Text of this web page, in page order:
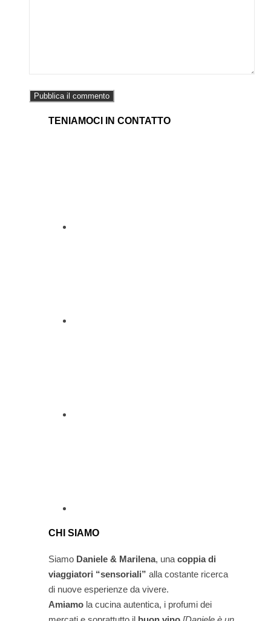
TENIAMOCI IN CONTATTO
CHI SIAMO
Siamo Daniele & Marilena, una coppia di
viaggiatori “sensoriali” alla costante ricerca
di nuove esperienze da vivere.
Amiamo la cucina autentica, i profumi dei